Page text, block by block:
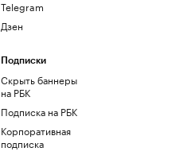
Telegram
Дзен
Подписки
Скрыть баннеры
на РБК
Подписка на РБК
Корпоративная
подписка